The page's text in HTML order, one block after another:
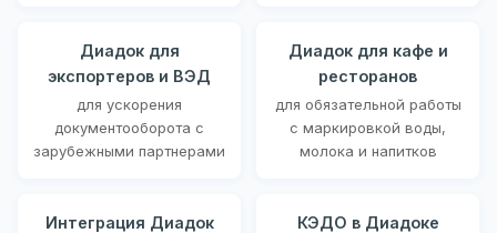
Диадок для
экспортеров и ВЭД
для ускорения
документооборота с
зарубежными партнерами
Диадок для кафе и
ресторанов
для обязательной работы
с маркировкой воды,
молока и напитков
Интеграция Диадок
КЭДО в Диадоке